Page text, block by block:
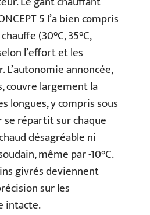
5 l’a bien compris
(30°C, 35°C,
l’effort et les
L’autonomie annoncée,
couvre largement la
longues, y compris sous
se répartit sur chaque
désagréable ni
même par -10°C.
givrés deviennent
sur les
intacte.